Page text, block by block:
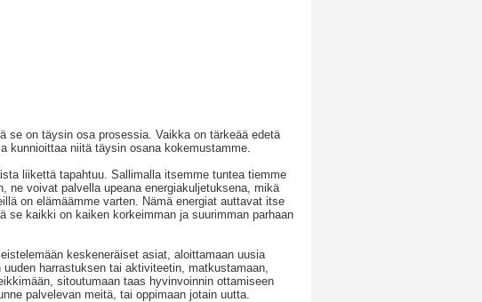
se on täysin osa prosessia. Vaikka on tärkeää edetä
kunnioittaa niitä täysin osana kokemustamme.
liikettä tapahtuu. Sallimalla itsemme tuntea tiemme
ne voivat palvella upeana energiakuljetuksena, mikä
on elämäämme varten. Nämä energiat auttavat itse
kaikki on kaiken korkeimman ja suurimman parhaan
keskeneräiset asiat, aloittamaan uusia
harrastuksen tai aktiviteetin, matkustamaan,
sitoutumaan taas hyvinvoinnin ottamiseen
palvelevan meitä, tai oppimaan jotain uutta.